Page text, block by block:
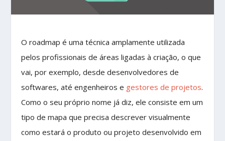
O roadmap é uma técnica amplamente utilizada
pelos profissionais de áreas ligadas à criação, o que
vai, por exemplo, desde desenvolvedores de
softwares, até engenheiros e gestores de projetos.
Como o seu próprio nome já diz, ele consiste em um
tipo de mapa que precisa descrever visualmente
como estará o produto ou projeto desenvolvido em